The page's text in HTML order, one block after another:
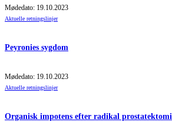
Mødedato: 19.10.2023
Aktuelle retningslinjer
Peyronies sygdom
Mødedato: 19.10.2023
Aktuelle retningslinjer
Organisk impotens efter radikal prostatektomi